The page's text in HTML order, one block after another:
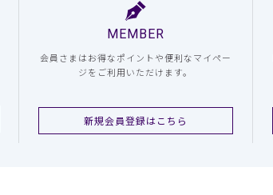
MEMBER
会員さまはお得なポイントや便利なマイペー
ジをご利用いただけます。
新規会員登録はこちら